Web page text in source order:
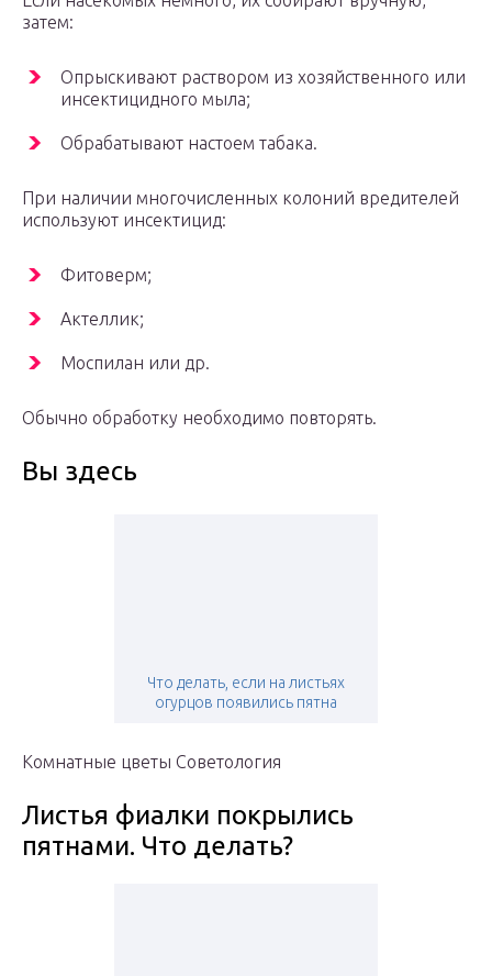
затем:
Опрыскивают раствором из хозяйственного или
инсектицидного мыла;
Обрабатывают настоем табака.
При наличии многочисленных колоний вредителей
используют инсектицид:
Фитоверм;
Актеллик;
Моспилан или др.
Обычно обработку необходимо повторять.
Вы здесь
Что делать, если на листьях
огурцов появились пятна
Комнатные цветы Советология
Листья фиалки покрылись
пятнами. Что делать?